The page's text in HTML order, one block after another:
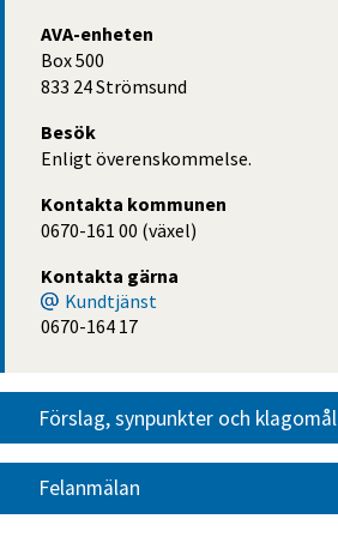
AVA-enheten
Box 500
833 24 Strömsund
Besök
Enligt överenskommelse.
Kontakta kommunen
0670-161 00 (växel)
Kontakta gärna
Kundtjänst
0670-164 17
Förslag, synpunkter och klagomål
Felanmälan